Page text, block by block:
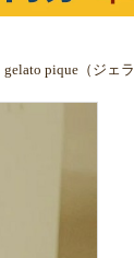
gelato pique（ジェ